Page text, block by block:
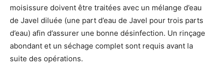
moisissure doivent être traitées avec un mélange d’eau
de Javel diluée (une part d’eau de Javel pour trois parts
d’eau) afin d’assurer une bonne désinfection. Un rinçage
abondant et un séchage complet sont requis avant la
suite des opérations.